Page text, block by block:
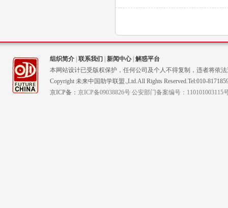
组织简介 联系我们 新闻中心| 解惑平台
本网站设计已受版权保护，任何公司及个人不得复制，违者将依
Copyright 未来中国助学联盟.,Ltd.All Rights Reserved.Tel:010-
京ICP备： 京ICP备09038826号 公安部门备案编号：110101003115